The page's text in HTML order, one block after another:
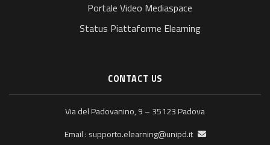
Portale Video Mediaspace
Status Piattaforme Elearning
CONTACT US
Via del Padovanino, 9 – 35123 Padova
Email :
supporto.elearning@unipd.it